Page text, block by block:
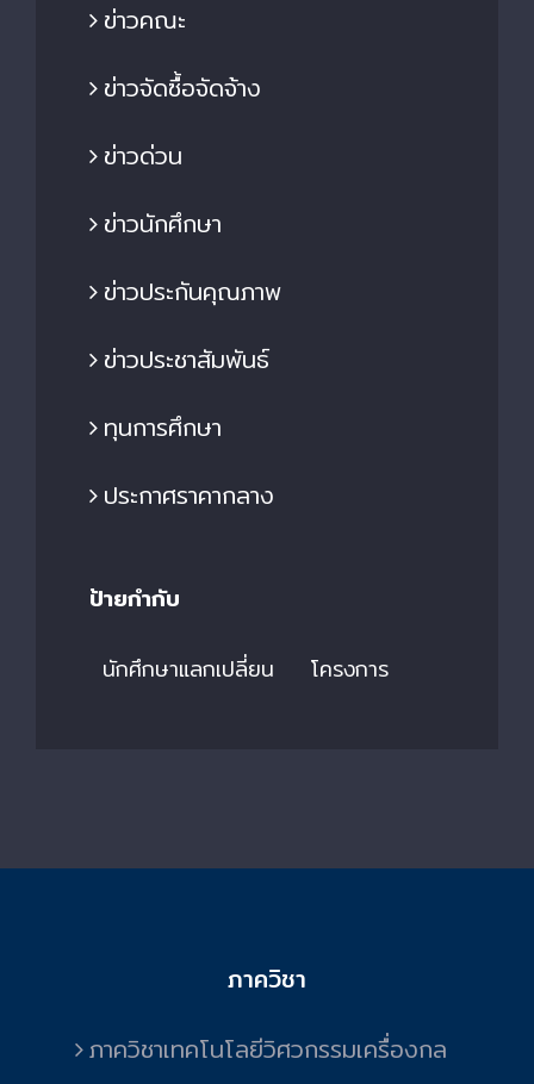
ข่าวคณะ
ข่าวจัดซื้อจัดจ้าง
ข่าวด่วน
ข่าวนักศึกษา
ข่าวประกันคุณภาพ
ข่าวประชาสัมพันธ์
ทุนการศึกษา
ประกาศราคากลาง
ป้ายกำกับ
นักศึกษาแลกเปลี่ยน โครงการ
ภาควิชา
ภาควิชาเทคโนโลยีวิศวกรรมเครื่องกล